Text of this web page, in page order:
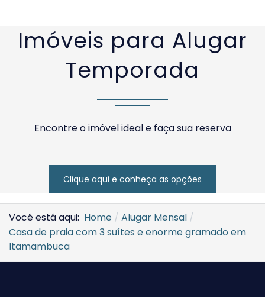
Imóveis para Alugar
Temporada
Encontre o imóvel ideal e faça sua reserva
Clique aqui e conheça as opções
Você está aqui: Home
Alugar Mensal
Casa de praia com 3 suítes e enorme gramado em
Itamambuca